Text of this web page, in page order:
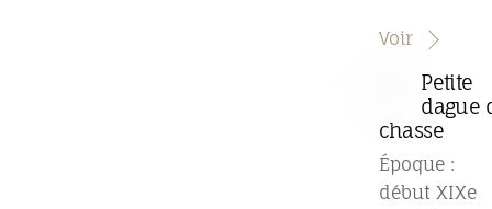
Voir
Petite
dague
chasse
Époque :
début XIXe